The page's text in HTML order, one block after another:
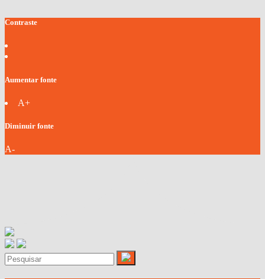
Contraste
Aumentar fonte
A+
Diminuir fonte
A-